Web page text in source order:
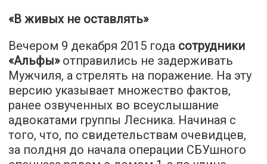
«В живых не оставлять»
Вечером 9 декабря 2015 года сотрудники
«Альфы»отправились не задерживать
Мужчиля, а стрелять на поражение. На эту
версию указывает множество фактов,
ранее озвученных во всеуслышание
адвокатами группы Лесника. Начиная с
того, что, по свидетельствам очевидцев,
за полдня до начала операции СБУшного